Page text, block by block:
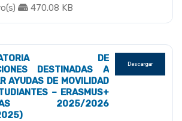
470.08 KB
DE
DESTINADAS A
AYUDAS DE MOVILIDAD
– ERASMUS+
2025/2026
Descargar